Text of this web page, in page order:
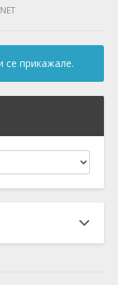
се прикажале.